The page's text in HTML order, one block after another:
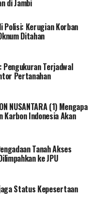
ujarnya.
menilai
kawasan
yang tidak. Kami juga
tuturnya.
Sriwijaya
Muarojambi benar-
sekitar,
di kawasan
di Jambi
Polisi: Kerugian Korban
Ditahan
Pengukuran Terjadwal
Pertanahan
NUSANTARA (1) Mengapa
Karbon Indonesia Akan
Tanah Akses
ke JPU
Status Kepesertaan